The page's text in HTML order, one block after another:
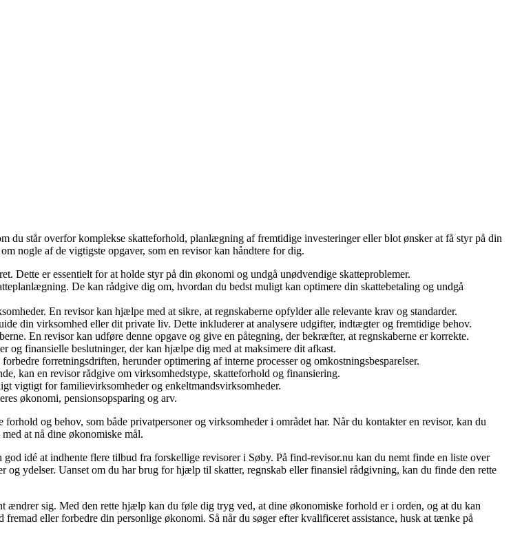
står overfor komplekse skatteforhold, planlægning af fremtidige investeringer eller blot ønsker at få styr på din
nogle af de vigtigste opgaver, som en revisor kan håndtere for dig.
Dette er essentielt for at holde styr på din økonomi og undgå unødvendige skatteproblemer.
De kan rådgive dig om, hvordan du bedst muligt kan optimere din skattebetaling og undgå
En revisor kan hjælpe med at sikre, at regnskaberne opfylder alle relevante krav og standarder.
din virksomhed eller dit private liv. Dette inkluderer at analysere udgifter, indtægter og fremtidige behov.
En revisor kan udføre denne opgave og give en påtegning, der bekræfter, at regnskaberne er korrekte.
finansielle beslutninger, der kan hjælpe dig med at maksimere dit afkast.
forretningsdriften, herunder optimering af interne processer og omkostningsbesparelser.
kan en revisor rådgive om virksomhedstype, skatteforhold og finansiering.
vigtigt for familievirksomheder og enkeltmandsvirksomheder.
økonomi, pensionsopsparing og arv.
og behov, som både privatpersoner og virksomheder i området har. Når du kontakter en revisor, kan du
at nå dine økonomiske mål.
idé at indhente flere tilbud fra forskellige revisorer i Søby. På find-revisor.nu kan du nemt finde en liste over
ydelser. Uanset om du har brug for hjælp til skatter, regnskab eller finansiel rådgivning, kan du finde den rette
sig. Med den rette hjælp kan du føle dig tryg ved, at dine økonomiske forhold er i orden, og at du kan
eller forbedre din personlige økonomi. Så når du søger efter kvalificeret assistance, husk at tænke på